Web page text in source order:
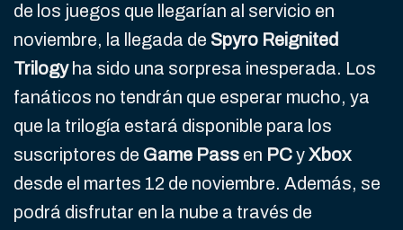
de los juegos que llegarían al servicio en
noviembre, la llegada de Spyro Reignited
Trilogyha sido una sorpresa inesperada. Los
fanáticos no tendrán que esperar mucho, ya
que la trilogía estará disponible para los
suscriptores de Game Pass en PCyXbox
desde el martes 12 de noviembre. Además, se
podrá disfrutar en la nube a través de